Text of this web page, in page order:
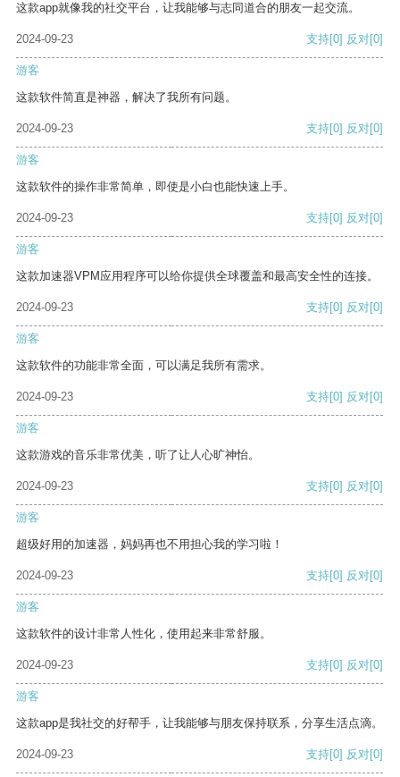
这款app就像我的社交平台，让我能够与志同道合的朋友一起交流。
2024-09-23 支持[0] 反对[0]
游客
这款软件简直是神器，解决了我所有问题。
2024-09-23 支持[0] 反对[0]
游客
这款软件的操作非常简单，即使是小白也能快速上手。
2024-09-23 支持[0] 反对[0]
游客
这款加速器VPM应用程序可以给你提供全球覆盖和最高安全性的连接。
2024-09-23 支持[0] 反对[0]
游客
这款软件的功能非常全面，可以满足我所有需求。
2024-09-23 支持[0] 反对[0]
游客
这款游戏的音乐非常优美，听了让人心旷神怡。
2024-09-23 支持[0] 反对[0]
游客
超级好用的加速器，妈妈再也不用担心我的学习啦！
2024-09-23 支持[0] 反对[0]
游客
这款软件的设计非常人性化，使用起来非常舒服。
2024-09-23 支持[0] 反对[0]
游客
这款app是我社交的好帮手，让我能够与朋友保持联系，分享生活点滴。
2024-09-23 支持[0] 反对[0]